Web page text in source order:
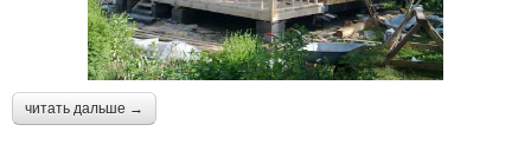
читать дальше →